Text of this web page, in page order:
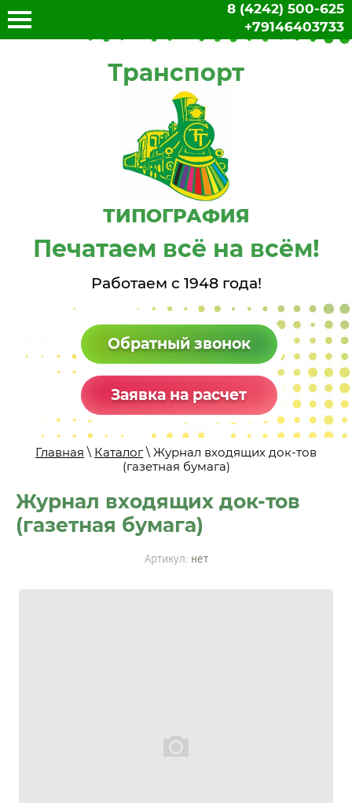
8 (4242) 500-625
+79146403733
Транспорт
ТИПОГРАФИЯ
Печатаем всё на всём!
Работаем с 1948 года!
Обратный звонок
Заявка на расчет
Главная \ Каталог\ Журнал входящих док-тов
(газетная бумага)
Журнал входящих док-тов
(газетная бумага)
Артикул: нет